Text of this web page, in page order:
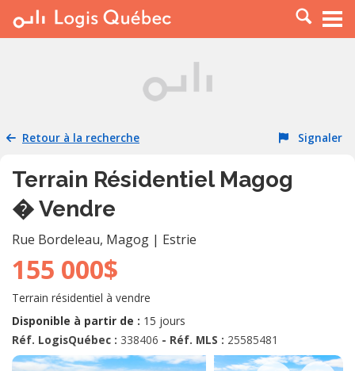
À LOUER
PLACER UNE ANNONCE
RESSOURCES
Retour à la recherche Signaler
Terrain Résidentiel Magog
� Vendre
Rue Bordeleau, Magog | Estrie
155 000$
Terrain résidentiel à vendre
Disponible à partir de : 15 jours
Réf. LogisQuébec : 338406 - Réf. MLS : 25585481